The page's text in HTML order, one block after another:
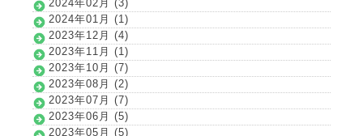
2024年02月 (3)
2024年01月 (1)
2023年12月 (4)
2023年11月 (1)
2023年10月 (7)
2023年08月 (2)
2023年07月 (7)
2023年06月 (5)
2023年05月 (5)